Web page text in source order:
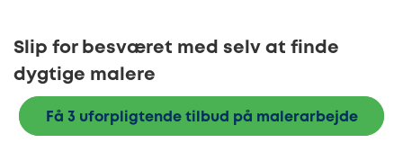
Slip for besværet med selv at finde
dygtige malere
Få 3 uforpligtende tilbud på malerarbejde